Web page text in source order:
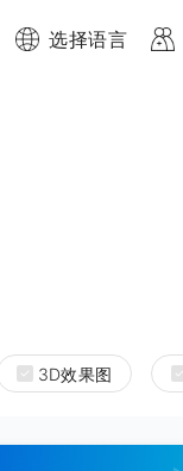
选择语言
3D效果图